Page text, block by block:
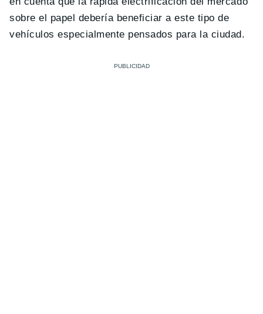
sobre el papel debería beneficiar a este tipo de
vehículos especialmente pensados para la ciudad.